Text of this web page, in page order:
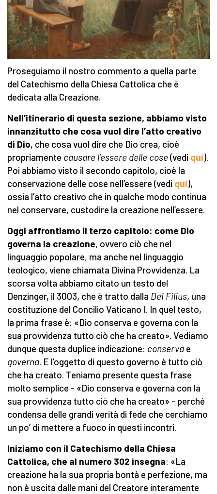
Proseguiamo il nostro commento a quella parte
del Catechismo della Chiesa Cattolica che è
dedicata alla Creazione.
Nell’itinerario di questa sezione, abbiamo visto
innanzitutto che cosa vuol dire l’atto creativo
di Dio, che cosa vuol dire che Dio crea, cioè
propriamente causare l’essere delle cose(vedi qui).
Poi abbiamo visto il secondo capitolo, cioè la
conservazione delle cose nell’essere (vedi qui),
ossia l’atto creativo che in qualche modo continua
nel conservare, custodire la creazione nell’essere.
Oggi affrontiamo il terzo capitolo: come Dio
governa la creazione, ovvero ciò che nel
linguaggio popolare, ma anche nel linguaggio
teologico, viene chiamata Divina Provvidenza. La
scorsa volta abbiamo citato un testo del
Denzinger, il 3003, che è tratto dalla Dei Filius, una
costituzione del Concilio Vaticano I. In quel testo,
la prima frase è: «Dio conserva e governa con la
sua provvidenza tutto ciò che ha creato». Vediamo
dunque questa duplice indicazione: conserva e
governa. E l’oggetto di questo governo è tutto ciò
che ha creato. Teniamo presente questa frase
molto semplice - «Dio conserva e governa con la
sua provvidenza tutto ciò che ha creato» - perché
condensa delle grandi verità di fede che cerchiamo
un po’ di mettere a fuoco in questi incontri.
Iniziamo con il Catechismo della Chiesa
Cattolica, che al numero 302 insegna: «La
creazione ha la sua propria bontà e perfezione, ma
non è uscita dalle mani del Creatore interamente